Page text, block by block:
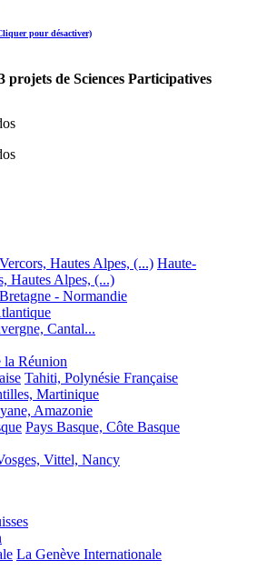
pour désactiver)
projets de Sciences Participatives
Hautes Alpes, (...) Haute-
Hautes Alpes, (...)
Bretagne - Normandie
Cantal...
la Réunion
Tahiti, Polynésie Française
Martinique
Amazonie
Pays Basque, Côte Basque
Vittel, Nancy
La Genève Internationale